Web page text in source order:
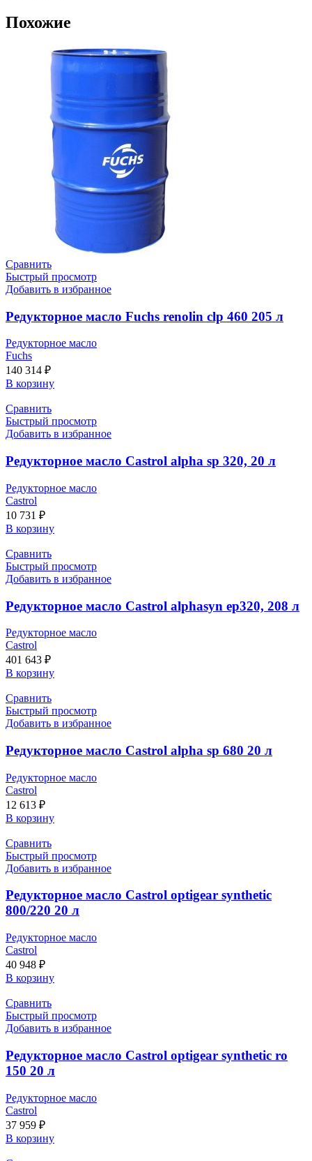
Похожие
Сравнить
Быстрый просмотр
Добавить в избранное
Редукторное масло Fuchs renolin clp 460 205 л
Редукторное масло
Fuchs
140 314 ₽
В корзину
Сравнить
Быстрый просмотр
Добавить в избранное
Редукторное масло Castrol alpha sp 320, 20 л
Редукторное масло
Castrol
10 731 ₽
В корзину
Сравнить
Быстрый просмотр
Добавить в избранное
Редукторное масло Castrol alphasyn ep320, 208 л
Редукторное масло
Castrol
401 643 ₽
В корзину
Сравнить
Быстрый просмотр
Добавить в избранное
Редукторное масло Castrol alpha sp 680 20 л
Редукторное масло
Castrol
12 613 ₽
В корзину
Сравнить
Быстрый просмотр
Добавить в избранное
Редукторное масло Castrol optigear synthetic
800/220 20 л
Редукторное масло
Castrol
40 948 ₽
В корзину
Сравнить
Быстрый просмотр
Добавить в избранное
Редукторное масло Castrol optigear synthetic ro
150 20 л
Редукторное масло
Castrol
37 959 ₽
В корзину